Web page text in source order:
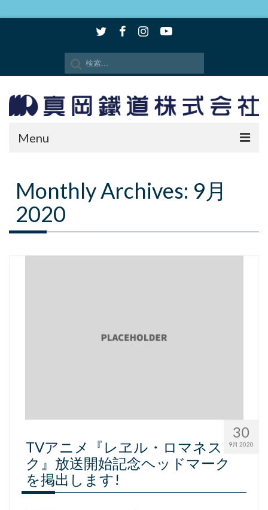
Menu
SLもおか
SLキューロク館
Monthly Archives: 9月
2020
30
9月 2020
TVアニメ『レヱル・ロマネス
ク』放送開始記念ヘッドマーク
を掲出します!